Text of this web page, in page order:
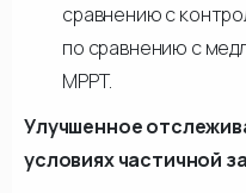
сравнению с
по сравнению с
МРРТ.
Улучшенное
условиях частичной